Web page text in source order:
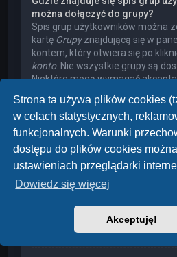
Strona ta używa plików cookies
w celach statystycznych,
funkcjonalnych. Warunki
dostępu do plików cookies
ustawieniach przeglądarki
Dowiedz się więcej
Akceptuję!
można dołączyć do grupy?
Spis grup użytkowników można
kartę Grupyznajdującą się w
kontem, który otwiera się po
konto. Nie wszystkie grupy są
Niektóre mogą wymagać
mogą mieć ukrytych członków.
poprosić o przyjęcie do danej
odpowiedni przycisk. Prośba o
wymaga akceptacji przyjęcia
zostać zaakceptowana przez
poprosić użytkownika o podanie
chce on dołączyć do tej grupy.
pytaniami – widocznie miał on
Na górę